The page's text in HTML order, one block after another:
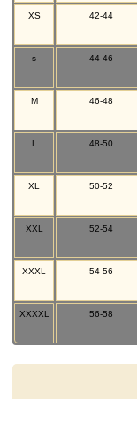
XS 42-44
s 44-46
M 46-48
L 48-50
XL 50-52
XXL 52-54
XXXL 54-56
XXXXL 56-58